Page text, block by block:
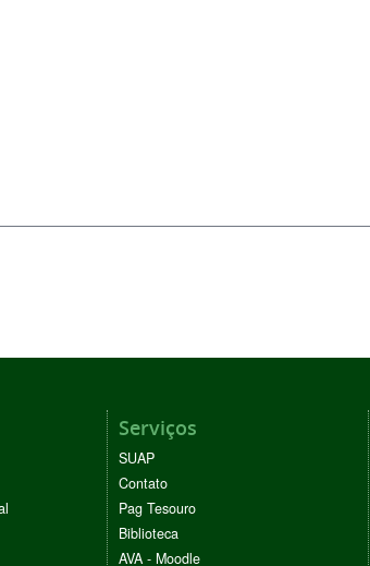
Serviços
SUAP
Contato
Pag Tesouro
Biblioteca
AVA - Moodle